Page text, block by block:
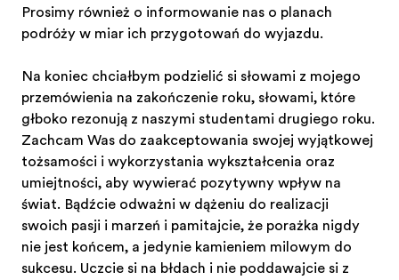
Prosimy również o informowanie nas o planach
podróży w miarę ich przygotowań do wyjazdu.
Na koniec chciałbym podzielić się słowami z mojego
przemówienia na zakończenie roku, słowami, które
głęboko rezonują z naszymi studentami drugiego roku.
Zachęcam Was do zaakceptowania swojej wyjątkowej
tożsamości i wykorzystania wykształcenia oraz
umiejętności, aby wywierać pozytywny wpływ na
świat. Bądźcie odważni w dążeniu do realizacji
swoich pasji i marzeń i pamiętajcie, że porażka nigdy
nie jest końcem, a jedynie kamieniem milowym do
sukcesu. Uczcie się na błędach i nie poddawajcie się z